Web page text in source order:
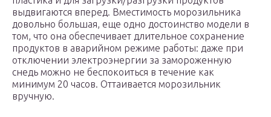
выдвигаются вперед. Вместимость морозильника
довольно большая, еще одно достоинство модели в
том, что она обеспечивает длительное сохранение
продуктов в аварийном режиме работы: даже при
отключении электроэнергии за замороженную
снедь можно не беспокоиться в течение как
минимум 20 часов. Оттаивается морозильник
вручную.